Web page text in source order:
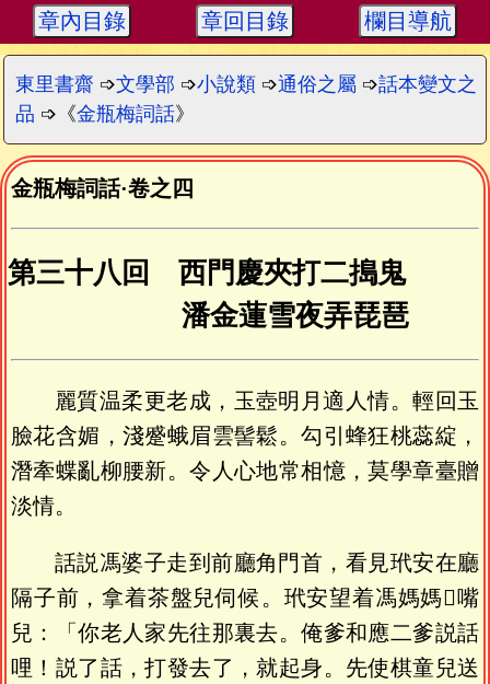
章內目錄 章回目錄 欄目導航
東里書齋 ➩文學部 ➩小說類 ➩通俗之屬 ➩話本變文之
品 ➩《金瓶梅詞話》
金瓶梅詞話·卷之四
第三十八回 西門慶夾打二搗鬼
潘金蓮雪夜弄琵琶
麗質温柔更老成，玉壺明月適人情。輕回玉
臉花含媚，淺蹙蛾眉雲髻鬆。勾引蜂狂桃蕊綻，
潛牽蝶亂柳腰新。令人心地常相憶，莫學章臺贈
淡情。
話説馮婆子走到前廳角門首，看見玳安在廳
隔子前，拿着茶盤兒伺候。玳安望着馮媽媽𢫓嘴
兒：「你老人家先往那裏去。俺爹和應二爹説話
哩！説了話，打發去了，就起身。先使棋童兒送